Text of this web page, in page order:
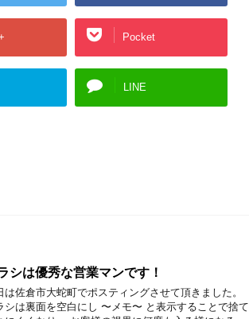
Pocket
LINE
シは優秀な営業マンです！
は佐倉市大蛇町でポスティングさせて頂きました。
シは裏面を空白にし 〜メモ〜 と表示することで捨て